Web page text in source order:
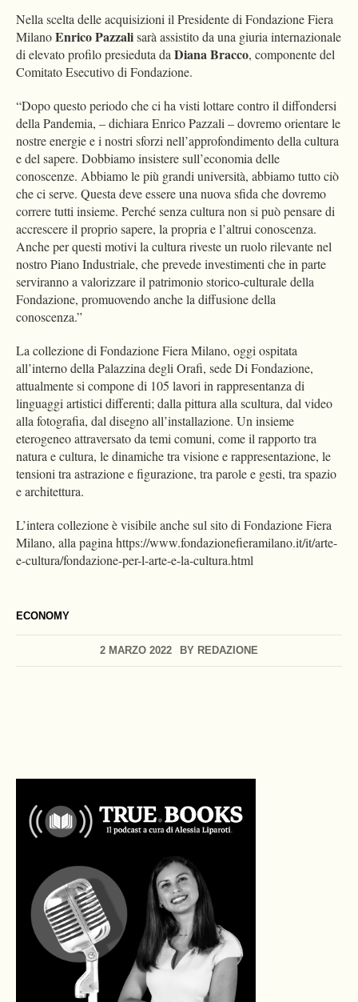
ECONOMY
2 MARZO 2022 BY REDAZIONE
Nella scelta delle acquisizioni il Presidente di Fondazione Fiera
MilanoEnrico Pazzalisarà assistito da una giuria internazionale
di elevato profilo presieduta daDiana Bracco, componente del
Comitato Esecutivo di Fondazione.
“Dopo questo periodo che ci ha visti lottare contro il diffondersi
della Pandemia, – dichiara Enrico Pazzali – dovremo orientare le
nostre energie e i nostri sforzi nell’approfondimento della cultura
e del sapere. Dobbiamo insistere sull’economia delle
conoscenze. Abbiamo le più grandi università, abbiamo tutto ciò
che ci serve. Questa deve essere una nuova sfida che dovremo
correre tutti insieme. Perché senza cultura non si può pensare di
accrescere il proprio sapere, la propria e l’altrui conoscenza.
Anche per questi motivi la cultura riveste un ruolo rilevante nel
nostro Piano Industriale, che prevede investimenti che in parte
serviranno a valorizzare il patrimonio storico-culturale della
Fondazione, promuovendo anche la diffusione della
conoscenza.”
La collezione di Fondazione Fiera Milano, oggi ospitata
all’interno della Palazzina degli Orafi, sede Di Fondazione,
attualmente si compone di 105 lavori in rappresentanza di
linguaggi artistici differenti; dalla pittura alla scultura, dal video
alla fotografia, dal disegno all’installazione. Un insieme
eterogeneo attraversato da temi comuni, come il rapporto tra
natura e cultura, le dinamiche tra visione e rappresentazione, le
tensioni tra astrazione e figurazione, tra parole e gesti, tra spazio
e architettura.
L’intera collezione è visibile anche sul sito di Fondazione Fiera
Milano, alla pagina https://www.fondazionefieramilano.it/it/arte-
e-cultura/fondazione-per-l-arte-e-la-cultura.html